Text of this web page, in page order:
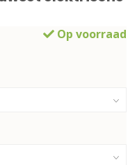
Op voorraad